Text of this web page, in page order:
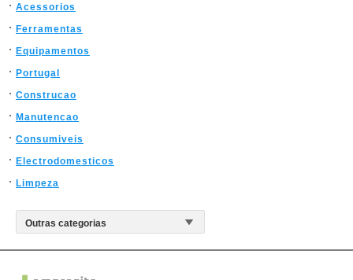
Acessorios
Ferramentas
Equipamentos
Portugal
Construcao
Manutencao
Consumiveis
Electrodomesticos
Limpeza